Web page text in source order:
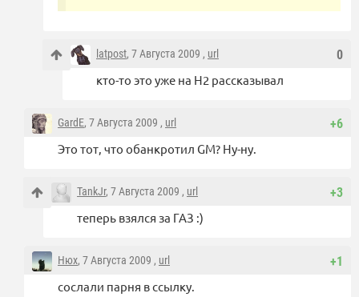
0
latpost, 7 Августа 2009 , url
кто-то это уже на Н2 рассказывал
+6
GardE, 7 Августа 2009 , url
Это тот, что обанкротил GM? Ну-ну.
+3
TankJr, 7 Августа 2009 , url
теперь взялся за ГАЗ :)
+1
Нюх, 7 Августа 2009 , url
сослали парня в ссылку.